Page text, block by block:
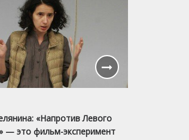
«Напротив Левого
— это фильм-эксперимент